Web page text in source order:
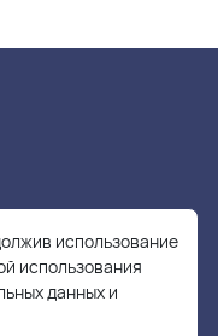
использование
использования
данных и